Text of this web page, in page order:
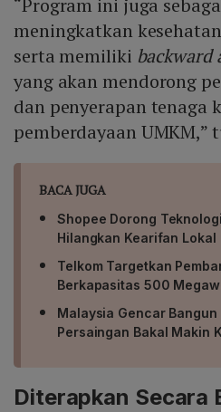
“Program ini juga
meningkatkan
serta memiliki backward
yang akan mendorong
dan penyerapan tenaga
pemberdayaan UMKM,”
BACA JUGA
Shopee Dorong
Hilangkan Kearifan Lokal
Telkom Targetkan
Berkapasitas 500
Malaysia Gencar Bangun
Persaingan Bakal Makin
Diterapkan Secara